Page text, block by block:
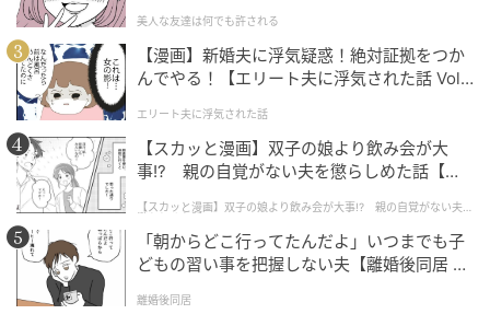
で焼いてます♪
グリルの場合は少し予熱して、10〜15分ほど。
美人な友達は何でも許される
【漫画】新婚夫に浮気疑惑！絶対証拠をつか
んでやる！【エリート夫に浮気された話 Vol.
エリート夫に浮気された話
【スカッと漫画】双子の娘より飲み会が大
事!? 親の自覚がない夫を懲らしめた話【第1
【スカッと漫画】双子の娘より飲み会が大事!? 親の自覚がない夫を
懲らしめた話
「朝からどこ行ってたんだよ」いつまでも子
どもの習い事を把握しない夫【離婚後同居 Vo
離婚後同居